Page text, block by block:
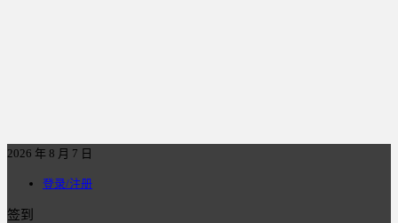
2026 年 8 月 7 日
登录/注册
签到